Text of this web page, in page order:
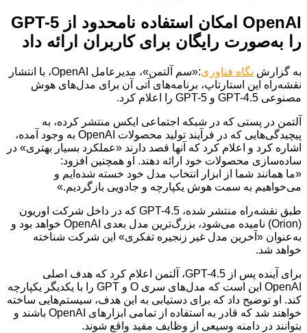
OpenAI امکان استفاده نامحدود از GPT-5
را به‌صورت رایگان برای کاربران ارائه داد
به گزارش نگاه فناوری
:«سم آلتمن»، مدیرعامل OpenAI، با انتشار
نقشه‌راه این استارتاپ، برنامه‌های آتی آن برای مدل‌های هوش
مصنوعی GPT-4.5 و GPT-5 را اعلام کرد.
آلتمن در پستی که در شبکه اجتماعی ایکس منتشر کرده، به
پیچیدگی‌هایی که در فرآیند تولید محصولات OpenAI به وجود آمده،
اشاره کرد و اعلام کرد که آنها قصد دارند «عملکرد بسیار بهتری» در
ساده‌سازی محصولات خود ارائه دهند. او همچنین افزود:
«ما همانند شما از ابزار انتخاب مدل خود خسته شده‌ایم و
می‌خواهیم به سمت هوش یکپارچه و جادویی بازگردیم.»
طبق نقشه‌راه منتشر شده، GPT-4.5 که در داخل شرکت اوریون
(Orion) نامیده می‌شود، بزرگ‌ترین مدل بعدی OpenAI خواهد بود و
به‌عنوان «آخرین مدل غیر زنجیره تفکری» این شرکت شناخته
خواهد شد.
برای آینده پس از GPT-4.5، آلتمن اعلام کرد که هدف اصلی
OpenAI این است که مدل‌های سری O و GPT را با یکدیگر یکپارچه
کند. او توضیح داد که برای دستیابی به این هدف، سیستم‌هایی ساخته
خواهند شد که قادر به استفاده از تمامی ابزارهای OpenAI باشند و
بتوانند در دامنه وسیعی از وظایف مفید واقع شوند.